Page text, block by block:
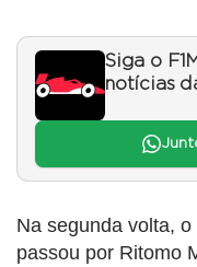
Siga o
notícias
Na segunda volta,
passou por Ritomo